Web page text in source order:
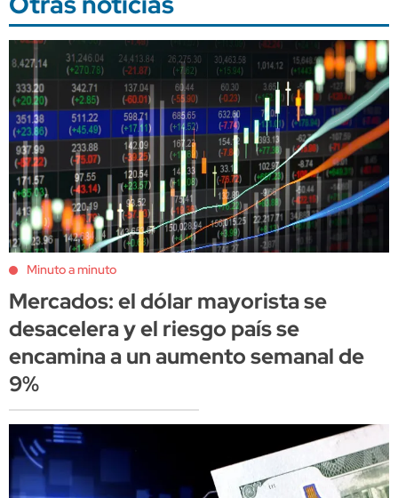
Minuto a minuto
Mercados: el dólar mayorista se
desacelera y el riesgo país se
encamina a un aumento semanal de
9%